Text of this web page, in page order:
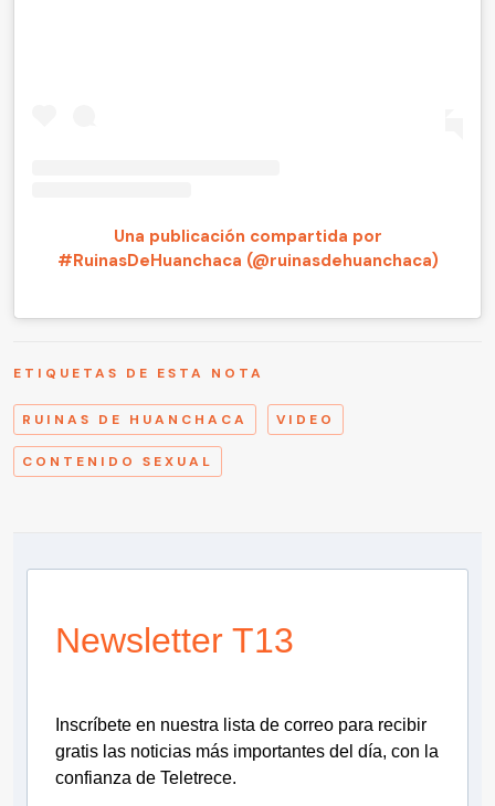
Una publicación compartida por
#RuinasDeHuanchaca (@ruinasdehuanchaca)
ETIQUETAS DE ESTA NOTA
RUINAS DE HUANCHACA VIDEO
CONTENIDO SEXUAL
Newsletter T13
Inscríbete en nuestra lista de correo para recibir
gratis las noticias más importantes del día, con la
confianza de Teletrece.